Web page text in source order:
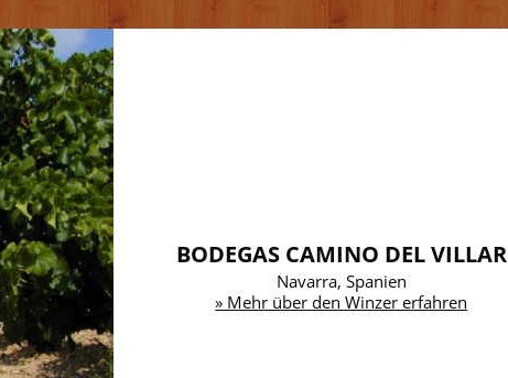
BODEGAS CAMINO DEL VILLAR
Navarra, Spanien
» Mehr über den Winzer erfahren